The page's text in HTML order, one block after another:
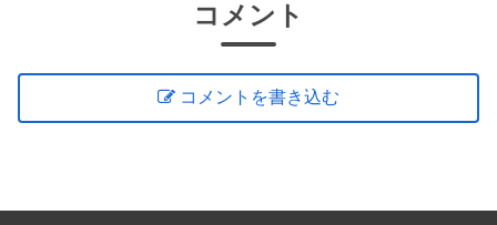
コメント
コメントを書き込む